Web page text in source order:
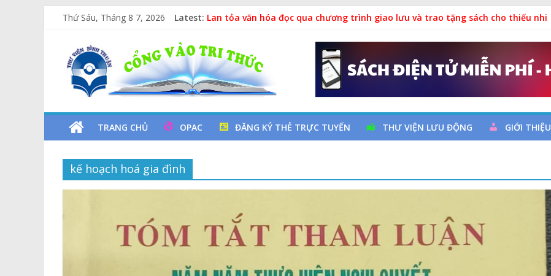
Thứ Sáu, Tháng 8 7, 2026 Latest: Lan tỏa văn hóa đọc qua chương trình giao lưu và trao tặng sách cho thiếu nhi
Xe Lu Và Xe Ca
Các yếu tố nguy cơ đột quỵ não và dự phòng
Vịt Con Cẩu Thả
Thư
Viện
Tỉnh
Bình
Thuận
TRANG CHỦ OPAC ĐĂNG KÝ THẺ TRỰC TUYẾN THƯ VIỆN LƯU ĐỘNG GIỚI THIỆU
kế hoạch hoá gia đình